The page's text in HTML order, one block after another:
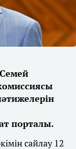
порталы.
сайлау 12